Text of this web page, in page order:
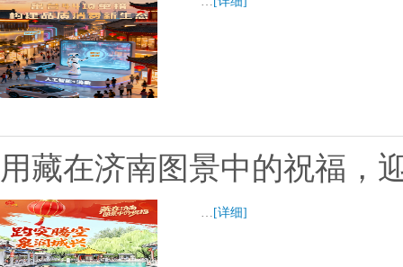
用藏在济南图景中的祝福，
… [详细]